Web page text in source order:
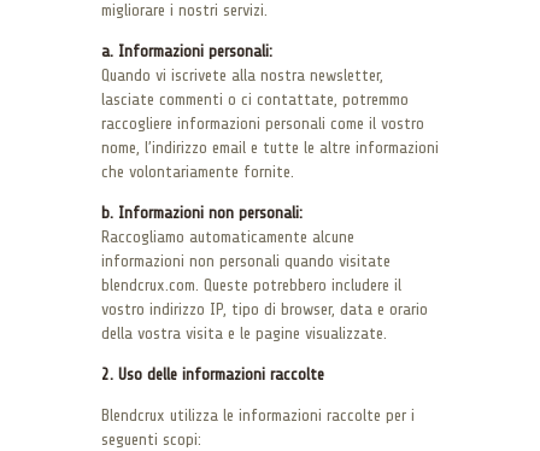
migliorare i nostri servizi.
a. Informazioni personali:
Quando vi iscrivete alla nostra newsletter,
lasciate commenti o ci contattate, potremmo
raccogliere informazioni personali come il vostro
nome, l’indirizzo email e tutte le altre informazioni
che volontariamente fornite.
b. Informazioni non personali:
Raccogliamo automaticamente alcune
informazioni non personali quando visitate
blendcrux.com. Queste potrebbero includere il
vostro indirizzo IP, tipo di browser, data e orario
della vostra visita e le pagine visualizzate.
2. Uso delle informazioni raccolte
Blendcrux utilizza le informazioni raccolte per i
seguenti scopi: